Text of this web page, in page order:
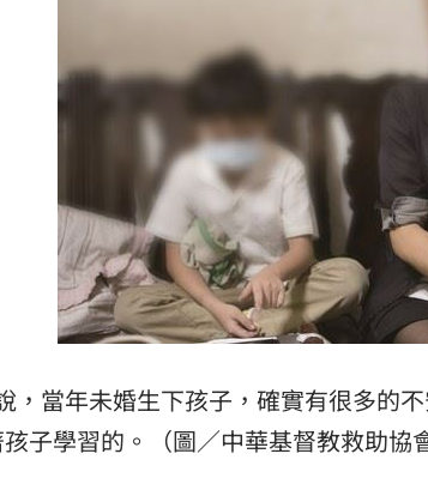
當年未婚生下孩子，確實有很多的
子學習的。（圖／中華基督教救助協